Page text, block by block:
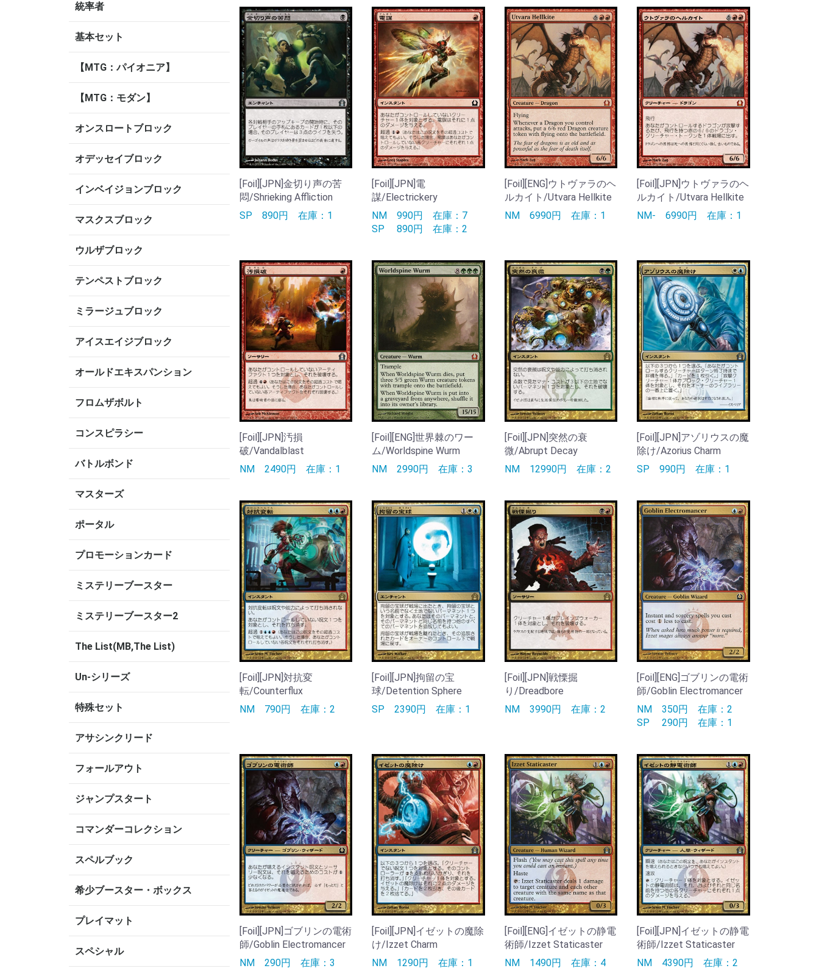
統率者
基本セット
【MTG：パイオニア】
【MTG：モダン】
オンスロートブロック
オデッセイブロック
インベイジョンブロック
マスクスブロック
ウルザブロック
テンペストブロック
ミラージュブロック
アイスエイジブロック
オールドエキスパンション
フロムザボルト
コンスピラシー
バトルボンド
マスターズ
ポータル
プロモーションカード
ミステリーブースター
ミステリーブースター2
The List(MB,The List)
Un-シリーズ
特殊セット
アサシンクリード
フォールアウト
ジャンプスタート
コマンダーコレクション
スペルブック
希少ブースター・ボックス
プレイマット
スペシャル
[Foil][JPN]金切り声の苦
悶/Shrieking Affliction
SP 890円 在庫：1
[Foil][JPN]電
謀/Electrickery
NM990円在庫：7
SP
890円在庫：2
[Foil][ENG]ウトヴァラのヘ
ルカイト/Utvara Hellkite
NM 6990円 在庫：1
[Foil][JPN]ウトヴァラのヘ
ルカイト/Utvara Hellkite
NM-6990円在庫：1
[Foil][JPN]汚損
破/Vandalblast
NM 2490円 在庫：1
[Foil][ENG]世界棘のワー
ム/Worldspine Wurm
NM2990円在庫：3
[Foil][JPN]突然の衰
微/Abrupt Decay
NM 12990円 在庫：2
[Foil][JPN]アゾリウスの魔
除け/Azorius Charm
SP990円在庫：1
[Foil][JPN]対抗変
転/Counterflux
NM 790円 在庫：2
[Foil][JPN]拘留の宝
球/Detention Sphere
SP2390円在庫：1
[Foil][JPN]戦慄掘
り/Dreadbore
NM 3990円 在庫：2
[Foil][ENG]ゴブリンの電術
師/Goblin Electromancer
NM350円在庫：2
SP
290円在庫：1
[Foil][JPN]ゴブリンの電術
師/Goblin Electromancer
NM 290円 在庫：3
[Foil][JPN]イゼットの魔除
け/Izzet Charm
NM 1290円在庫：1
[Foil][ENG]イゼットの静電
術師/Izzet Staticaster
NM 1490円 在庫：4
[Foil][JPN]イゼットの静電
術師/Izzet Staticaster
NM 4390円在庫：2